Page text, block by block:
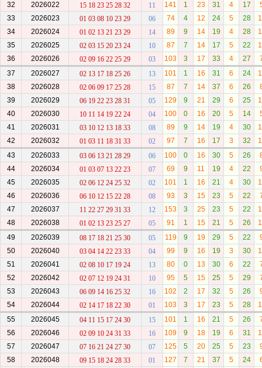
32
2026022 15 18 23 25 28 32 11 141 1 23 31 4 17
33
2026023 01 03 08 10 23 29 06 74 4 12 24 5 28
34
2026024 01 02 13 21 23 29 14 89 9 14 19 4 28
35
2026025 02 03 15 20 23 24 10 87 7 14 17 5 22
36
2026026 02 09 16 22 25 29 03 103 3 17 33 4 27
37
2026027 02 13 17 18 25 26 13 101 1 16 31 6 24
38
2026028 02 06 09 17 25 28 15 87 7 14 37 6 26
39
2026029 06 19 22 23 28 31 05 129 9 21 29 6 25
40
2026030 10 11 14 19 22 24 04 100 0 16 20 5 14
41
2026031 03 10 12 13 18 33 08 89 9 14 19 4 30
42
2026032 01 03 11 18 31 33 02 97 7 16 17 3 32
43
2026033 03 06 13 21 28 29 06 100 0 16 30 5 26
44
2026034 01 03 07 13 22 23 07 69 9 11 19 4 22
45
2026035 02 06 12 24 25 32 02 101 1 16 21 4 30
46
2026036 06 10 12 15 22 28 08 93 3 15 23 5 22
47
2026037 11 22 27 29 31 33 12 153 3 25 23 5 22
48
2026038 01 02 13 23 25 27 05 91 1 15 21 5 26
49
2026039 08 17 18 21 25 30 05 119 9 19 29 5 22
50
2026040 03 04 14 22 23 33 04 99 9 16 19 3 30
51
2026041 02 08 10 17 19 24 13 80 0 13 30 6 22
52
2026042 02 07 12 19 24 31 10 95 5 15 25 5 29
53
2026043 06 09 14 16 25 32 16 102 2 17 32 5 26
54
2026044 02 14 17 18 22 30 01 103 3 17 23 5 28
55
2026045 04 11 15 17 24 30 15 101 1 16 21 5 26
56
2026046 02 09 10 24 31 33 16 109 9 18 19 6 31
57
2026047 07 16 21 24 27 30 07 125 5 20 25 5 23
58
2026048 09 15 18 24 28 33 01 127 7 21 37 5 24